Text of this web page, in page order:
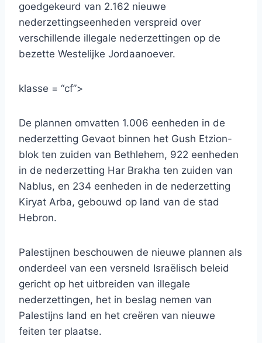
goedgekeurd van 2.162 nieuwe
nederzettingseenheden verspreid over
verschillende illegale nederzettingen op de
bezette Westelijke Jordaanoever.
klasse = “cf”>
De plannen omvatten 1.006 eenheden in de
nederzetting Gevaot binnen het Gush Etzion-
blok ten zuiden van Bethlehem, 922 eenheden
in de nederzetting Har Brakha ten zuiden van
Nablus, en 234 eenheden in de nederzetting
Kiryat Arba, gebouwd op land van de stad
Hebron.
Palestijnen beschouwen de nieuwe plannen als
onderdeel van een versneld Israëlisch beleid
gericht op het uitbreiden van illegale
nederzettingen, het in beslag nemen van
Palestijns land en het creëren van nieuwe
feiten ter plaatse.